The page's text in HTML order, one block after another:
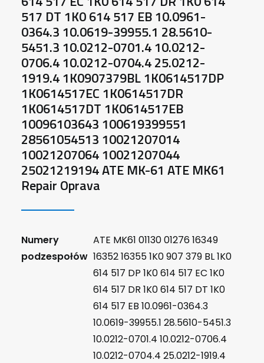
517 DT 1K0 614 517 EB 10.0961-
0364.3 10.0619-39955.1 28.5610-
5451.3 10.0212-0701.4 10.0212-
0706.4 10.0212-0704.4 25.0212-
1919.4 1K0907379BL 1K0614517DP
1K0614517EC 1K0614517DR
1K0614517DT 1K0614517EB
10096103643 100619399551
28561054513 10021207014
10021207064 10021207044
25021219194 ATE MK-61 ATE MK61
Repair Oprava
Numery
podzespołów
ATE MK61 01130 01276 16349
16352 16355 1K0 907 379 BL 1K0
614 517 DP 1K0 614 517 EC 1K0
614 517 DR 1K0 614 517 DT 1K0
614 517 EB 10.0961-0364.3
10.0619-39955.1 28.5610-5451.3
10.0212-0701.4 10.0212-0706.4
10.0212-0704.4 25.0212-1919.4